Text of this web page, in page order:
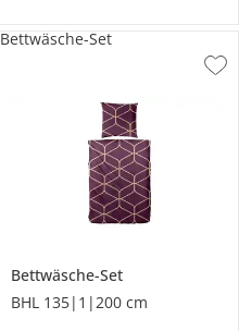
Bettwäsche-Set
BHL 135|1|200 cm
Bettwäsche-Set